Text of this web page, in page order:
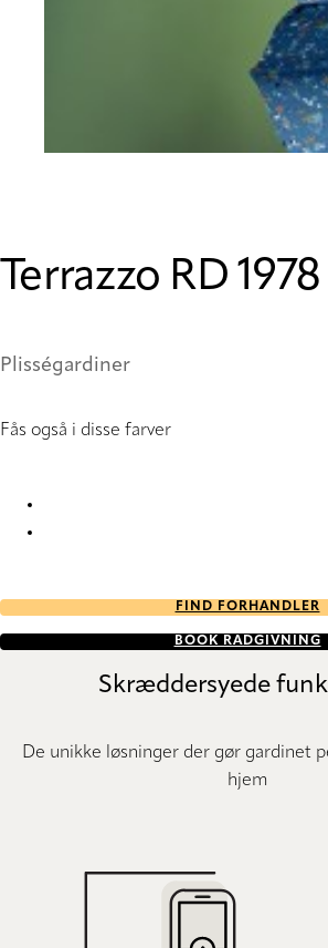
Terrazzo RD 1978
Plisségardiner
Fås også i disse farver
FIND FORHANDLER
BOOK RÅDGIVNING
Skræddersyede
De unikke løsninger der gør gardinet
hjem